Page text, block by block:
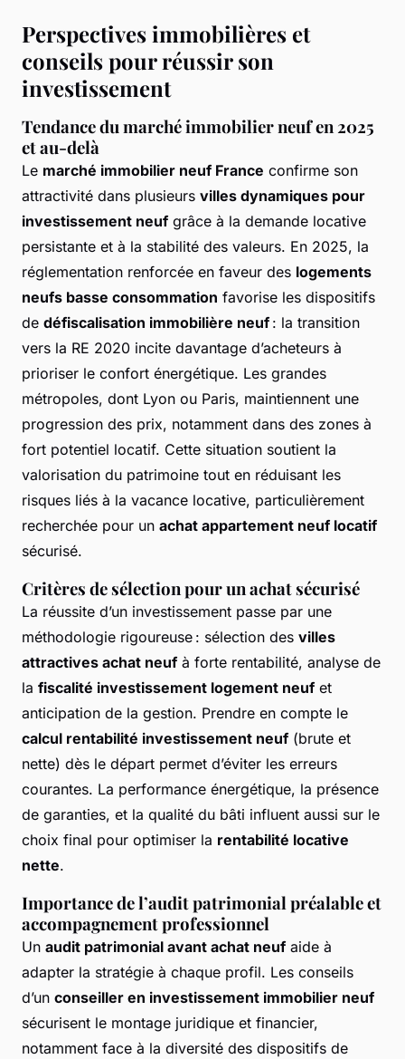
Perspectives immobilières et
conseils pour réussir son
investissement
Tendance du marché immobilier neuf en 2025
et au-delà
Le marché immobilier neuf France confirme son
attractivité dans plusieurs villes dynamiques pour
investissement neufgrâce à la demande locative
persistante et à la stabilité des valeurs. En 2025, la
réglementation renforcée en faveur des logements
neufs basse consommation favorise les dispositifs
de défiscalisation immobilière neuf: la transition
vers la RE 2020 incite davantage d’acheteurs à
prioriser le confort énergétique. Les grandes
métropoles, dont Lyon ou Paris, maintiennent une
progression des prix, notamment dans des zones à
fort potentiel locatif. Cette situation soutient la
valorisation du patrimoine tout en réduisant les
risques liés à la vacance locative, particulièrement
recherchée pour un achat appartement neuf locatif
sécurisé.
Critères de sélection pour un achat sécurisé
La réussite d’un investissement passe par une
méthodologie rigoureuse : sélection des villes
attractives achat neufà forte rentabilité, analyse de
la fiscalité investissement logement neufet
anticipation de la gestion. Prendre en compte le
calcul rentabilité investissement neuf(brute et
nette) dès le départ permet d’éviter les erreurs
courantes. La performance énergétique, la présence
de garanties, et la qualité du bâti influent aussi sur le
choix final pour optimiser la rentabilité locative
nette.
Importance de l’audit patrimonial préalable et
accompagnement professionnel
Un audit patrimonial avant achat neufaide à
adapter la stratégie à chaque profil. Les conseils
d’un conseiller en investissement immobilier neuf
sécurisent le montage juridique et financier,
notamment face à la diversité des dispositifs de